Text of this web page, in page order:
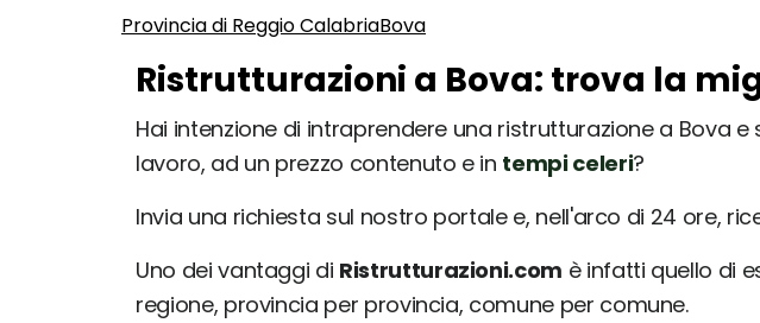
Provincia di Reggio CalabriaBova
Ristrutturazioni a Bova: trova la
Hai intenzione di intraprendere una ristrutturazione a Bova e
lavoro, ad un prezzo contenuto e in tempi celeri?
Invia una richiesta sul nostro portale e, nell'arco di 24 ore,
Uno dei vantaggi di Ristrutturazioni.com è infatti quello di
regione, provincia per provincia, comune per comune.